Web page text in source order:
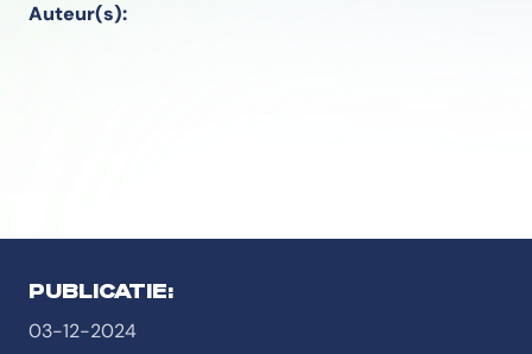
Auteur(s):
PUBLICATIE:
03-12-2024